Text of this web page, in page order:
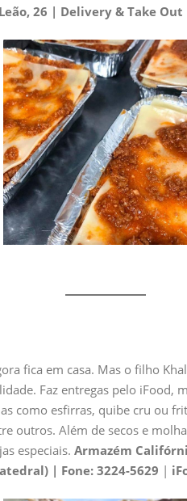
26 | Delivery & Take Out
fica em casa. Mas o filho
Faz entregas pelo iFood,
como esfirras, quibe cru ou
outros. Além de secos e
especiais. Armazém
| Fone: 3224-5629 |